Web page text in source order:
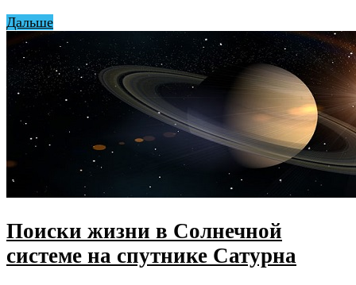
Дальше
Поиски жизни в Солнечной
системе на спутнике Сатурна